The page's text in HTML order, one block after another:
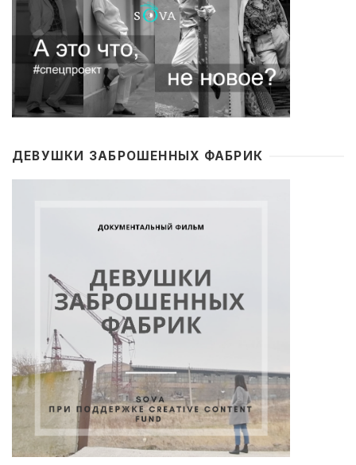
ДЕВУШКИ ЗАБРОШЕННЫХ ФАБРИК